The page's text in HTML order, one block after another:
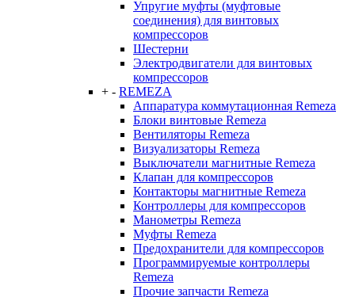
Упругие муфты (муфтовые
соединения) для винтовых
компрессоров
Шестерни
Электродвигатели для винтовых
компрессоров
+ - REMEZA
Аппаратура коммутационная Remeza
Блоки винтовые Remeza
Вентиляторы Remeza
Визуализаторы Remeza
Выключатели магнитные Remeza
Клапан для компрессоров
Контакторы магнитные Remeza
Контроллеры для компрессоров
Манометры Remeza
Муфты Remeza
Предохранители для компрессоров
Программируемые контроллеры
Remeza
Прочие запчасти Remeza